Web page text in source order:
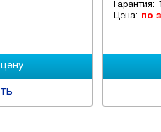
Гарантия:
Цена:
по